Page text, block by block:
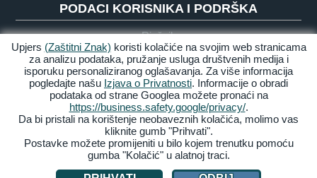
PODACI KORISNIKA I PODRŠKA
Rječnik
Upute o Igri
Podrška
Zasluge &
obavijesti
Pravila
privatnosti
Uvijeti &
Odredbe
Dostupnost
Upravljaj Kolačićima
Upjers (Zaštitni Znak) koristi kolačiće na svojim web stranicama
za analizu podataka, pružanje usluga društvenih medija i
isporuku personaliziranog oglašavanja. Za više informacija
pogledajte našu Izjava o Privatnosti. Informacije o obradi
podataka od strane Googlea možete pronaći na
https://business.safety.google/privacy/.
Da bi pristali na korištenje neobaveznih kolačića, molimo vas
kliknite gumb "Prihvati".
Postavke možete promijeniti u bilo kojem trenutku pomoću
gumba "Kolačić" u alatnoj traci.